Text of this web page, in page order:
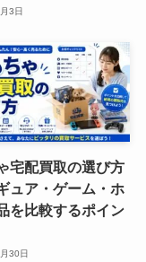
3日
宅配買取の選び方
ュア・ゲーム・ホ
を比較するポイン
30日